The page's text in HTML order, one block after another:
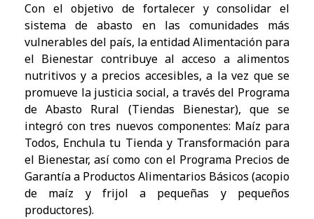
Con el objetivo de fortalecer y consolidar el
sistema de abasto en las comunidades más
vulnerables del país, la entidad Alimentación para
el Bienestar contribuye al acceso a alimentos
nutritivos y a precios accesibles, a la vez que se
promueve la justicia social, a través del Programa
de Abasto Rural (Tiendas Bienestar), que se
integró con tres nuevos componentes: Maíz para
Todos, Enchula tu Tienda y Transformación para
el Bienestar, así como con el Programa Precios de
Garantía a Productos Alimentarios Básicos (acopio
de maíz y frijol a pequeñas y pequeños
productores).